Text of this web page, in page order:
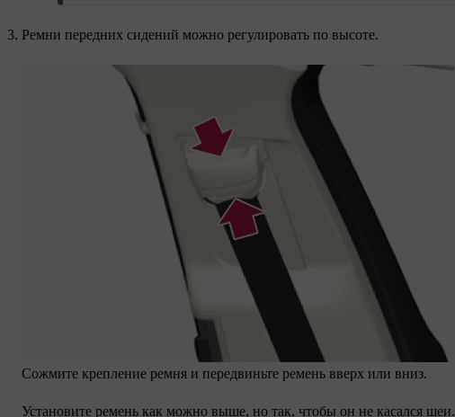
Ремни передних сидений можно регулировать по высоте.
Сожмите крепление ремня и передвиньте ремень вверх или вниз.
Установите ремень как можно выше, но так, чтобы он не касался шеи.